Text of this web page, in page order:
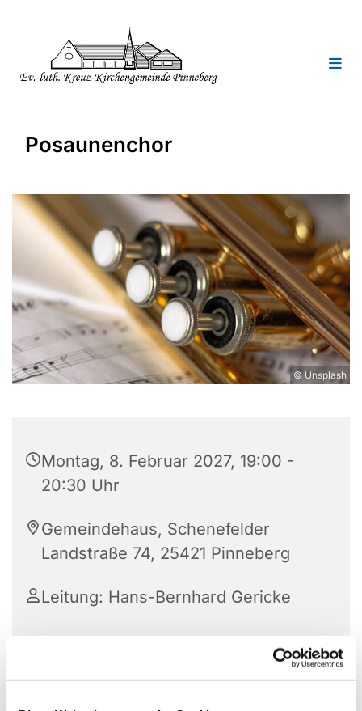
Posaunenchor
© Unsplash
Montag, 8. Februar 2027, 19:00 -
20:30 Uhr
Gemeindehaus, Schenefelder
Landstraße 74, 25421 Pinneberg
Leitung: Hans-Bernhard Gericke